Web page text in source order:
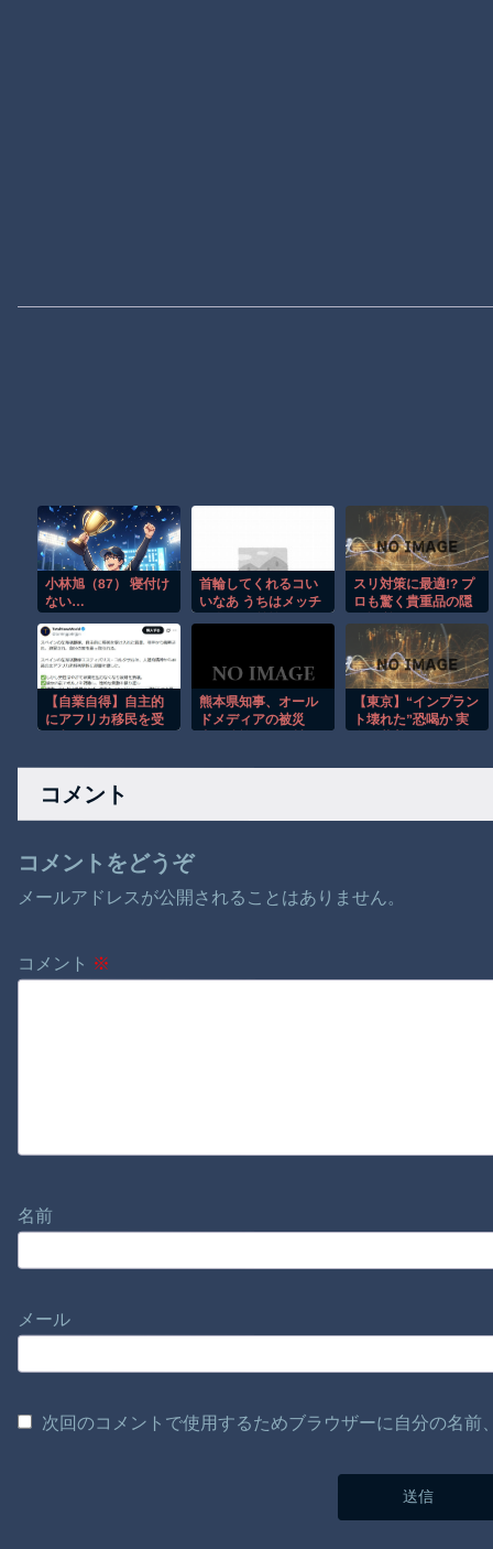
小林旭（87） 寝付け
ない…
首輪してくれるコい
いなあ うちはメッチ
スリ対策に最適!? プ
ロも驚く貴重品の隠
【自業自得】自主的
にアフリカ移民を受
熊本県知事、オール
ドメディアの被災
満、苦情が寄せられ
【東京】“インプラン
ト壊れた”恐喝か 実
万円得た」
コメント
コメントをどうぞ
メールアドレスが公開されることはありません。
コメント ※
名前
メール
次回のコメントで使用するためブラウザーに自分の名